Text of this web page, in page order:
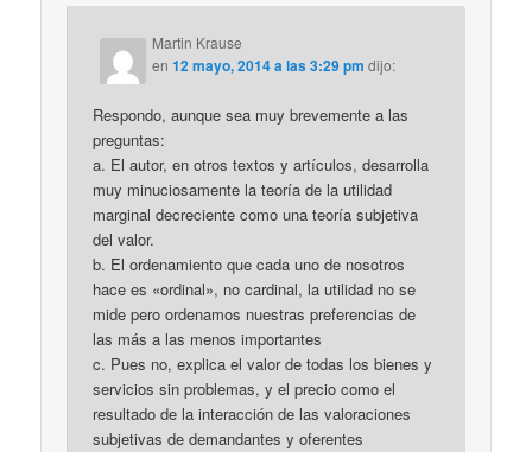
Martin Krause
en12 mayo, 2014 a las 3:29 pm dijo:
Respondo, aunque sea muy brevemente a las
preguntas:
a. El autor, en otros textos y artículos, desarrolla
muy minuciosamente la teoría de la utilidad
marginal decreciente como una teoría subjetiva
del valor.
b. El ordenamiento que cada uno de nosotros
hace es «ordinal», no cardinal, la utilidad no se
mide pero ordenamos nuestras preferencias de
las más a las menos importantes
c. Pues no, explica el valor de todas los bienes y
servicios sin problemas, y el precio como el
resultado de la interacción de las valoraciones
subjetivas de demandantes y oferentes